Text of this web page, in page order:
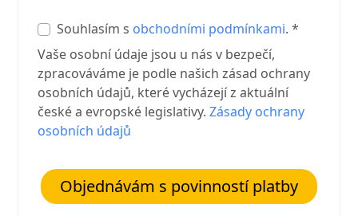
Souhlasím s obchodními podmínkami. *
Vaše osobní údaje jsou u nás v bezpečí,
zpracováváme je podle našich zásad ochrany
osobních údajů, které vycházejí z aktuální
české a evropské legislativy.Zásady ochrany
osobních údajů
Objednávám s povinností platby